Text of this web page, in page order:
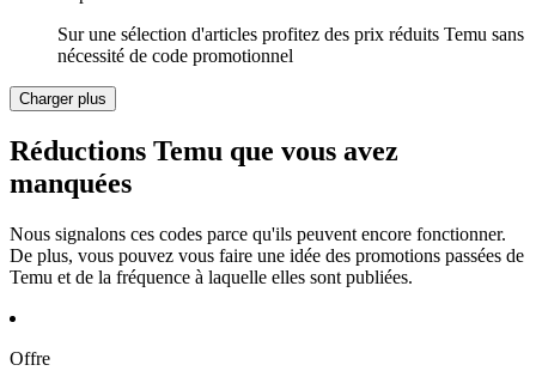
Sur une sélection d'articles profitez des prix réduits Temu sans
nécessité de code promotionnel
Charger plus
Réductions Temu que vous avez
manquées
Nous signalons ces codes parce qu'ils peuvent encore fonctionner.
De plus, vous pouvez vous faire une idée des promotions passées de
Temu et de la fréquence à laquelle elles sont publiées.
Offre